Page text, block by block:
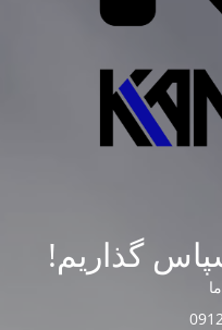
گذاریم!